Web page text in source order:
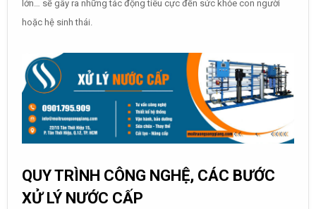
lớn… sẽ gây ra những tác động tiêu cực đến sức khỏe con người
hoặc hệ sinh thái.
QUY TRÌNH CÔNG NGHỆ, CÁC BƯỚC
XỬ LÝ NƯỚC CẤP